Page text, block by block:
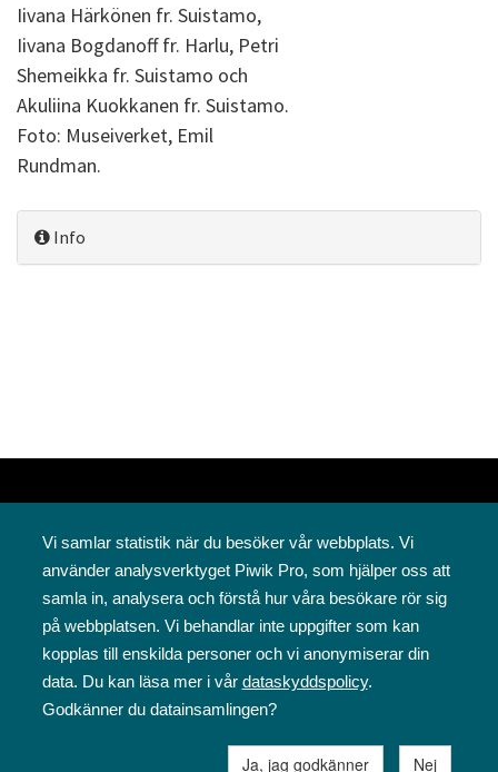
Iivana Härkönen fr. Suistamo,
Iivana Bogdanoff fr. Harlu, Petri
Shemeikka fr. Suistamo och
Akuliina Kuokkanen fr. Suistamo.
Foto: Museiverket, Emil
Rundman.
Info
Svenska folkskolans vänner rf
Annegatan 12
00120 Helsingfors
09 6844 570
sfv@sfv.fi
Vi samlar statistik när du besöker vår webbplats. Vi
använder analysverktyget Piwik Pro, som hjälper oss att
samla in, analysera och förstå hur våra besökare rör sig
på webbplatsen. Vi behandlar inte uppgifter som kan
kopplas till enskilda personer och vi anonymiserar din
data. Du kan läsa mer i vår dataskyddspolicy.
Godkänner du datainsamlingen?
Ja, jag godkänner Nej